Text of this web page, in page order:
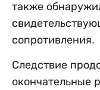
также
сопротивления.
Следствие
окончательные